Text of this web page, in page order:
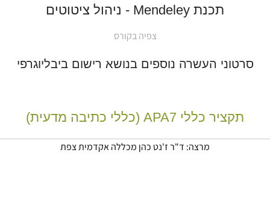
תכנת Mendeley - ניהול ציטוטים
צפיה בקורס
סרטוני העשרה נוספים בנושא רישום ביבליוגרפי
תקציר כללי APA7 (כללי כתיבה מדעית)
מרצה: ד"ר ז'נט כהן מכללה אקדמית צפת